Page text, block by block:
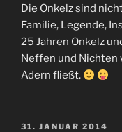
Die Onkelz sind
Familie, Legende,
25 Jahren Onkelz
Neffen und Nichten
Adern fließt.
VERÖFFENTLICHT
31. JANUAR 2014